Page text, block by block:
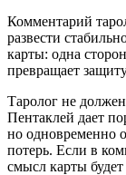
Комментарий
развести
карты: одна
превращает
Таролог не
Пентаклей дает
но одновременно
потерь. Если в
смысл карты